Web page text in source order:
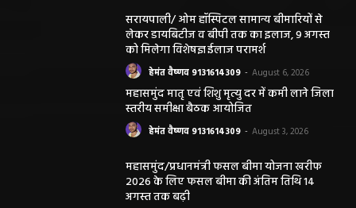
सरायपाली/ ओम हॉस्पिटल सामान्य बीमारियों से
लेकर डायबिटीज व बीपी तक का इलाज, 9 अगस्त
को मिलेगा विशेषज्ञ ईलाज परामर्श
हेमंत वैष्णव 9131614309 - August 6, 2026
महासमुंद मातृ एवं शिशु मृत्यु दर में कमी लाने जिला
स्तरीय समीक्षा बैठक आयोजित
हेमंत वैष्णव 9131614309 - August 3, 2026
महासमुंद/प्रधानमंत्री फसल बीमा योजना खरीफ
2026 के लिए फसल बीमा की अंतिम तिथि 14
अगस्त तक बढ़ी